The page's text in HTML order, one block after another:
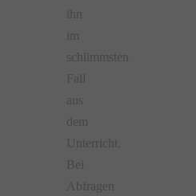
im
schlimmsten
Fall
aus
dem
Unterricht.
Bei
Abfragen